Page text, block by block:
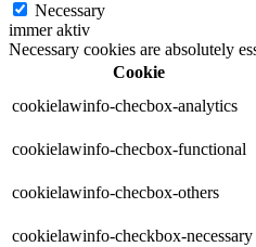
Necessary
immer aktiv
Necessary cookies are absolutely
Cookie
cookielawinfo-checbox-analytics
cookielawinfo-checbox-functional
cookielawinfo-checbox-others
cookielawinfo-checkbox-necessary